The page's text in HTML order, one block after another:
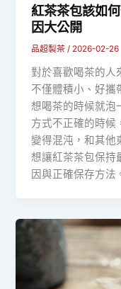
紅茶茶包該如
因大公開
品超製茶/ 2026-02-26
對於喜歡喝茶的人
不僅體積小、好
想喝茶的時候就泡
方式不正確的時候
變得混沌，和其他
想讓紅茶茶包保持
因與正確保存方法